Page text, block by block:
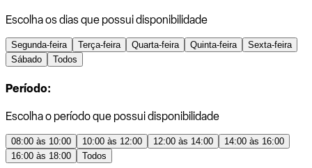
Escolha os dias que possui disponibilidade
Segunda-feira Terça-feira Quarta-feira Quinta-feira
Sexta-feira
Sábado
Todos
Período:
Escolha o período que possui disponibilidade
08:00 às 10:00 10:00 às 12:00 12:00 às 14:00
14:00 às 16:00
16:00 às 18:00
Todos